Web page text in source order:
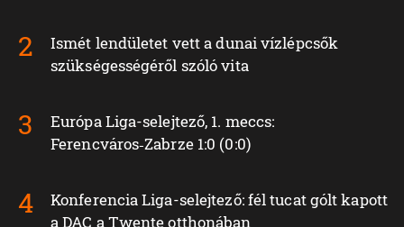
Ismét lendületet vett a dunai vízlépcsők
szükségességéről szóló vita
Európa Liga-selejtező, 1. meccs:
Ferencváros‑Zabrze 1:0 (0:0)
Konferencia Liga-selejtező: fél tucat gólt kapott
a DAC a Twente otthonában